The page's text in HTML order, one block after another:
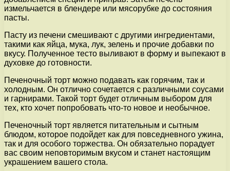
измельчается в блендере или мясорубке до состояния
пасты.
Пасту из печени смешивают с другими ингредиентами,
такими как яйца, мука, лук, зелень и прочие добавки по
вкусу. Полученное тесто выливают в форму и выпекают в
духовке до готовности.
Печеночный торт можно подавать как горячим, так и
холодным. Он отлично сочетается с различными соусами
и гарнирами. Такой торт будет отличным выбором для
тех, кто хочет попробовать что-то новое и необычное.
Печеночный торт является питательным и сытным
блюдом, которое подойдет как для повседневного ужина,
так и для особого торжества. Он обязательно порадует
вас своим неповторимым вкусом и станет настоящим
украшением вашего стола.